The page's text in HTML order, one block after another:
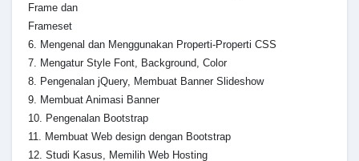
Frame dan
Frameset
6. Mengenal dan Menggunakan Properti-Properti CSS
7. Mengatur Style Font, Background, Color
8. Pengenalan jQuery, Membuat Banner Slideshow
9. Membuat Animasi Banner
10. Pengenalan Bootstrap
11. Membuat Web design dengan Bootstrap
12. Studi Kasus, Memilih Web Hosting